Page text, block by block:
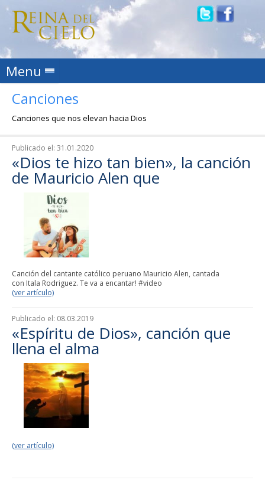
Menu Skip to content
Canciones
Canciones que nos elevan hacia Dios
Publicado el: 31.01.2020
«Dios te hizo tan bien», la canción
de Mauricio Alen que
Canción del cantante católico peruano Mauricio Alen, cantada
con Itala Rodriguez. Te va a encantar! #video
(ver artículo)
Publicado el: 08.03.2019
«Espíritu de Dios», canción que
llena el alma
(ver artículo)